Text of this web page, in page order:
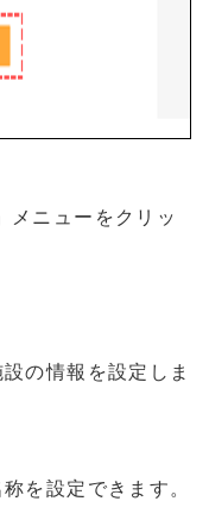
メニューをクリッ
の情報を設定しま
を設定できます。